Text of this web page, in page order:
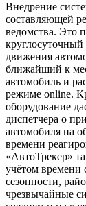
Внедрение
составляющей
ведомства. Это
движения
ближайший к
автомобиль и
режиме online.
оборудование
диспетчера о
автомобиля на
времени
«АвтоТрекер»
учётом времени
сезонности,
чрезвычайные